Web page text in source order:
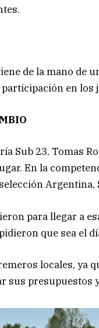
de la mano de
en
Sub 23, Tomas
En la
Argentina,
para llegar a
que sea el
locales, ya
presupuestos